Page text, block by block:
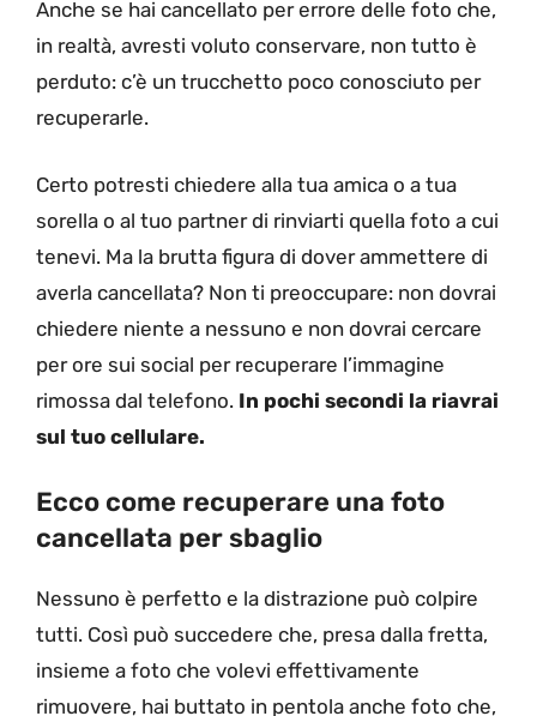
Anche se hai cancellato per errore delle foto che,
in realtà, avresti voluto conservare, non tutto è
perduto: c’è un trucchetto poco conosciuto per
recuperarle.
Certo potresti chiedere alla tua amica o a tua
sorella o al tuo partner di rinviarti quella foto a cui
tenevi. Ma la brutta figura di dover ammettere di
averla cancellata? Non ti preoccupare: non dovrai
chiedere niente a nessuno e non dovrai cercare
per ore sui social per recuperare l’immagine
rimossa dal telefono. In pochi secondi la riavrai
sul tuo cellulare.
Ecco come recuperare una foto
cancellata per sbaglio
Nessuno è perfetto e la distrazione può colpire
tutti. Così può succedere che, presa dalla fretta,
insieme a foto che volevi effettivamente
rimuovere, hai buttato in pentola anche foto che,